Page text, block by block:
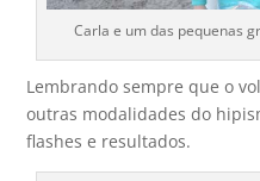
Carla e um das pequenas
Lembrando sempre que o
outras modalidades do
flashes e resultados.